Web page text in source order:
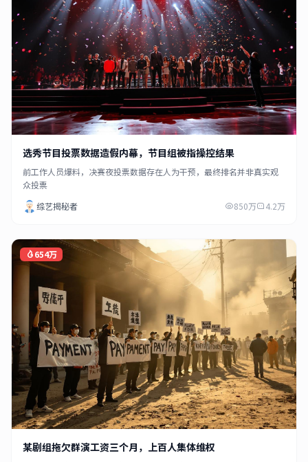
选秀节目投票数据造假内幕，节目组被指操控结果
前工作人员爆料，决赛夜投票数据存在人为干预，最终排名并非真实观
众投票
综艺揭秘者
850万 4.2万
654万
某剧组拖欠群演工资三个月，上百人集体维权